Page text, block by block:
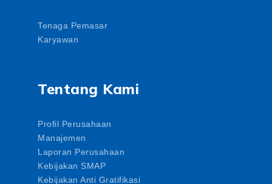
Tenaga Pemasar
Karyawan
Tentang Kami
Profil Perusahaan
Manajemen
Laporan Perusahaan
Kebijakan SMAP
Kebijakan Anti Gratifikasi